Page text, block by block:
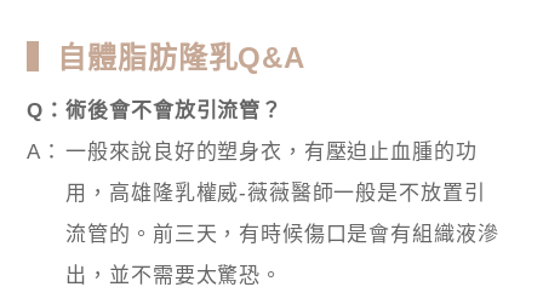
▍自體脂肪隆乳Q&A
Q：術後會不會放引流管？
A： 一般來說良好的塑身衣，有壓迫止血腫的功
用，高雄隆乳權威-薇薇醫師一般是不放置引
流管的。前三天，有時候傷口是會有組織液滲
出，並不需要太驚恐。